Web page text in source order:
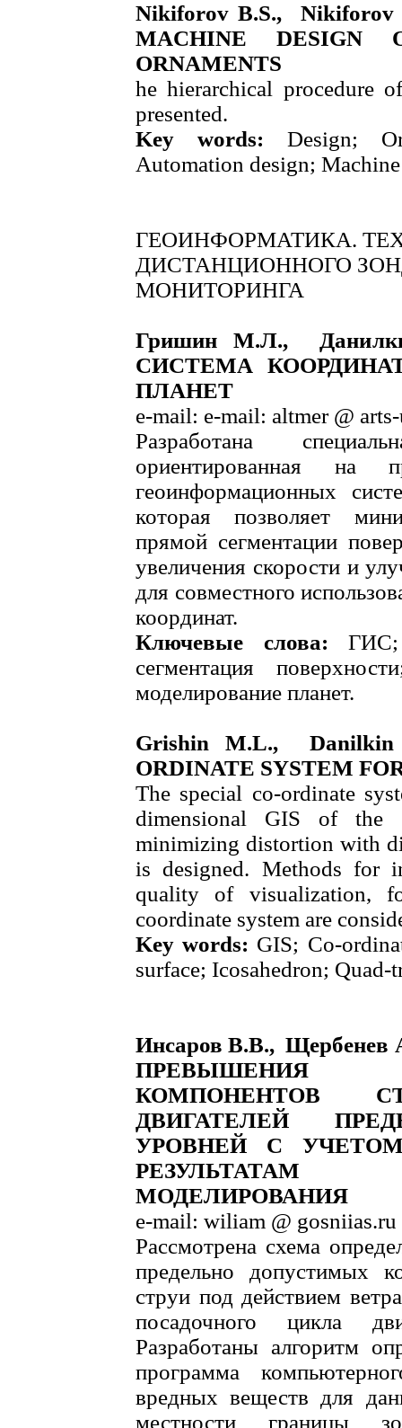
Nikiforov B.S., Nikiforov
MACHINE DESIGN
ORNAMENTS
he hierarchical procedure
presented.
Key words: Design;
Automation design;
ГЕОИНФОРМАТИКА.
ДИСТАНЦИОННОГО
МОНИТОРИНГА
Гришин М.Л.,
СИСТЕМА
ПЛАНЕТ
e-mail: e-mail: altmer @
Разработана
ориентированная на
геоинформационных
которая позволяет
прямой сегментации
увеличения скорости и
для совместного
координат.
Ключевые слова: ГИС;
сегментация
моделирование планет.
Grishin M.L.,
ORDINATE SYSTEM
The special co-ordinate
dimensional GIS of the
minimizing distortion with
is designed. Methods for
quality of visualization,
coordinate system are
Key words: GIS; Co-
surface; Icosahedron;
Инсаров В.В.,
ПРЕВЫШЕНИЯ
КОМПОНЕНТОВ
ДВИГАТЕЛЕЙ
УРОВНЕЙ С
РЕЗУЛЬТАТАМ
МОДЕЛИРОВАНИЯ
e-mail: wiliam @ gosniias.ru
Рассмотрена схема
предельно допустимых
струи под действием
посадочного цикла
Разработаны алгоритм
программа
вредных веществ для
местности границы